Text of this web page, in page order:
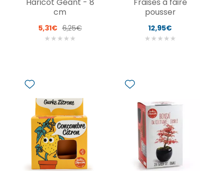
cm
5,31€ 6,25€
★ ★ ★ ★ ★
pousser
12,95€
★ ★ ★ ★ ★